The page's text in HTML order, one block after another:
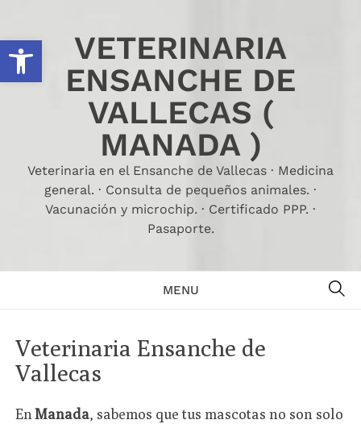
Abrir barra de herramientas
content
VETERINARIA
ENSANCHE DE
VALLECAS (
MANADA )
Veterinaria en el Ensanche de Vallecas · Medicina
general. · Consulta de pequeños animales. ·
Vacunación y microchip. · Certificado PPP. ·
Pasaporte.
MENU
Veterinaria Ensanche de
Vallecas
EnManada, sabemos que tus mascotas no son solo